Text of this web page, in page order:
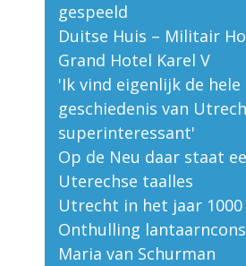
gespeeld
Duitse Huis – Militair
Grand Hotel Karel V
'Ik vind eigenlijk de hele
geschiedenis van
superinteressant'
Op de Neu daar staat
Uterechse taalles
Utrecht in het jaar 1000
Onthulling
Maria van Schurman